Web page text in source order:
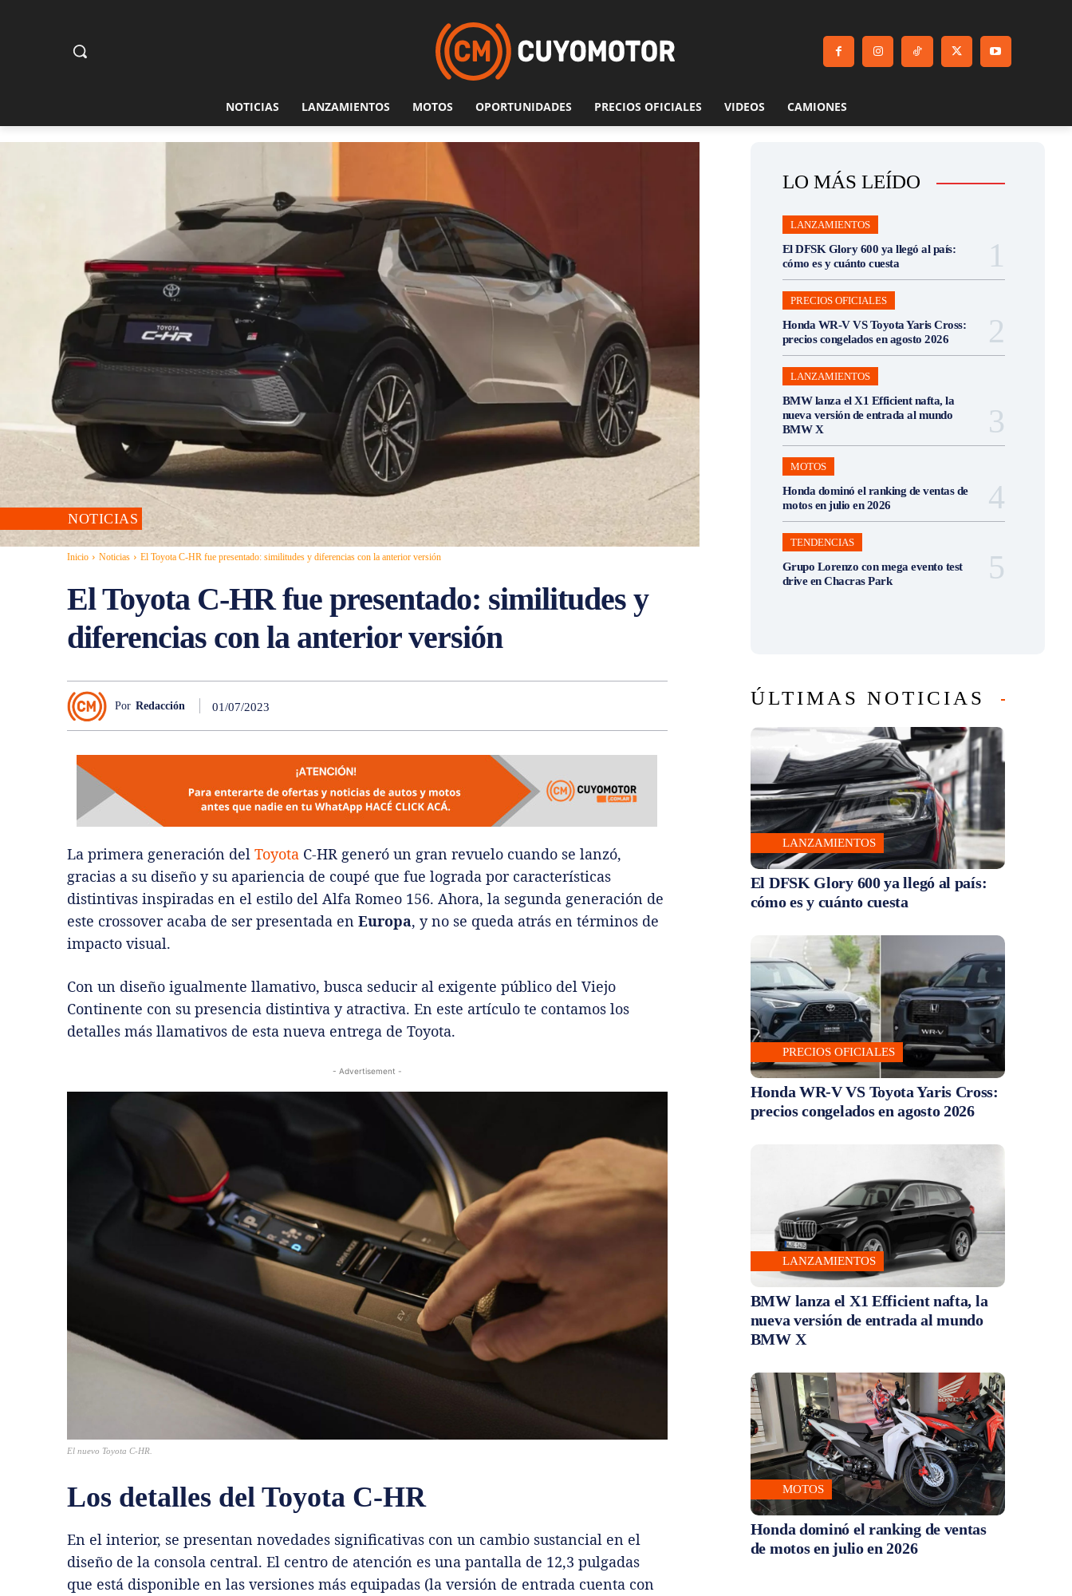
NOTICIAS LANZAMIENTOS MOTOS OPORTUNIDADES PRECIOS OFICIALES VIDEOS CAMIONES
NOTICIAS
Inicio Noticias El Toyota C-HR fue presentado: similitudes y diferencias con la anterior versión
El Toyota C-HR fue presentado: similitudes y
diferencias con la anterior versión
Por Redacción 01/07/2023
La primera generación del Toyota C-HR generó un gran revuelo cuando se lanzó,
gracias a su diseño y su apariencia de coupé que fue lograda por características
distintivas inspiradas en el estilo del Alfa Romeo 156. Ahora, la segunda generación de
este crossover acaba de ser presentada en Europa, y no se queda atrás en términos de
impacto visual.
Con un diseño igualmente llamativo, busca seducir al exigente público del Viejo
Continente con su presencia distintiva y atractiva. En este artículo te contamos los
detalles más llamativos de esta nueva entrega de Toyota.
- Advertisement -
El nuevo Toyota C-HR.
Los detalles del Toyota C-HR
En el interior, se presentan novedades significativas con un cambio sustancial en el
diseño de la consola central. El centro de atención es una pantalla de 12,3 pulgadas
que está disponible en las versiones más equipadas (la versión de entrada cuenta con
LO MÁS LEÍDO
LANZAMIENTOS
El DFSK Glory 600 ya llegó al país:
cómo es y cuánto cuesta
PRECIOS OFICIALES
Honda WR-V VS Toyota Yaris Cross:
precios congelados en agosto 2026
LANZAMIENTOS
BMW lanza el X1 Efficient nafta, la
nueva versión de entrada al mundo
BMW X
MOTOS
Honda dominó el ranking de ventas de
motos en julio en 2026
TENDENCIAS
Grupo Lorenzo con mega evento test
drive en Chacras Park
ÚLTIMAS NOTICIAS
LANZAMIENTOS
El DFSK Glory 600 ya llegó al país:
cómo es y cuánto cuesta
PRECIOS OFICIALES
Honda WR-V VS Toyota Yaris Cross:
precios congelados en agosto 2026
LANZAMIENTOS
BMW lanza el X1 Efficient nafta, la
nueva versión de entrada al mundo
BMW X
MOTOS
Honda dominó el ranking de ventas
de motos en julio en 2026